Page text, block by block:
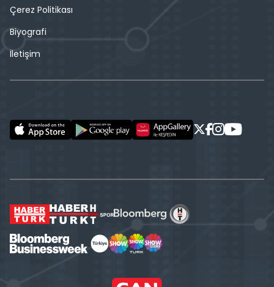
Çerez Politikası
Biyografi
İletişim